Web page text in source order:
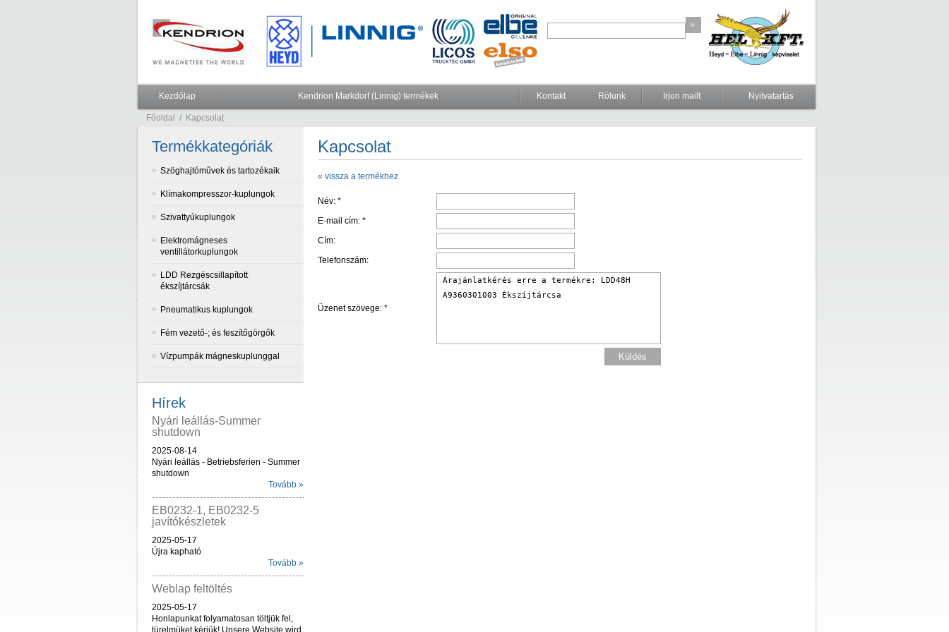
Kezdőlap Kendrion Markdorf (Linnig) termékek Kontakt Rólunk Irjon mailt Nyitvatartás
Főoldal / Kapcsolat
Termékkategóriák
Szöghajtóművek és tartozékaik
Klímakompresszor-kuplungok
Szivattyúkuplungok
Elektromágneses
ventillátorkuplungok
LDD Rezgéscsillapított
ékszíjtárcsák
Pneumatikus kuplungok
Fém vezető-; és feszítőgörgők
Vízpumpák mágneskuplunggal
Hírek
Nyári leállás-Summer
shutdown
2025-08-14
Nyári leállás - Betriebsferien - Summer
shutdown
Tovább »
EB0232-1, EB0232-5
javítókészletek
2025-05-17
Újra kapható
Tovább »
Weblap feltöltés
2025-05-17
Honlapunkat folyamatosan töltjük fel,
türelmüket kérjük! Unsere Website wird
Kapcsolat
« vissza a termékhez
Név: *
E-mail cím: *
Cím:
Telefonszám:
Üzenet szövege: *